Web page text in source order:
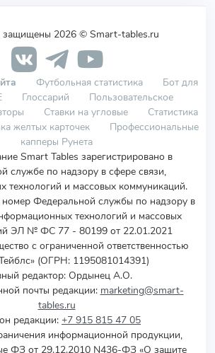
защищены 2026 © Smart-tables.ru
Футбольная статистика
Бот для
Глоссарий
Пользовательское
Ставки на угловые
Статистика
желтых карточек
Профессиональные
капперы Рунета
Smart Tables зарегистрировано в
службе по надзору в сфере связи,
технологий и массовых коммуникаций.
номер Федеральной службы по надзору в
технологий и массовых
ЭЛ № ФС 77 - 80199 от 22.01.2021
с ограниченной ответственностью
(ОГРН: 1195081014391)
редактор: Ордынец А.О.
почты редакции: marketing@smart-
tables.ru
редакции: +7 915 815 47 05
информационной продукции,
ФЗ от 29.12.2010 N436-ФЗ «О защите